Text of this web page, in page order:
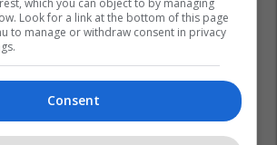
Estrada Shqiptare
which you can object to by managing
Look for a link at the bottom of this page
to manage or withdraw consent in privacy
Consent